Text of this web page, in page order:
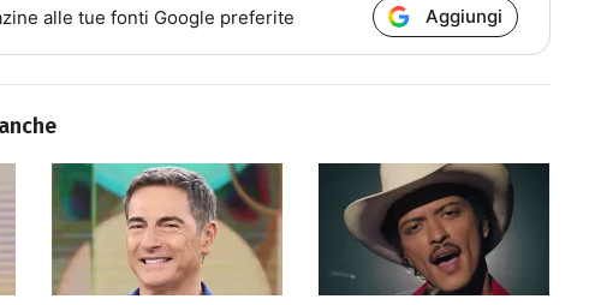
alle tue fonti Google preferite Aggiungi